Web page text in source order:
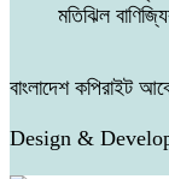
মতিঝিল
বাংলাদেশ কপিরাইট
Design &